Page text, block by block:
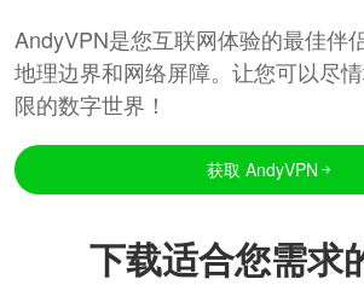
AndyVPN是您互联网体验的最佳伴
地理边界和网络屏障。让您可以尽
限的数字世界！
获取 AndyVPN
下载适合您需求